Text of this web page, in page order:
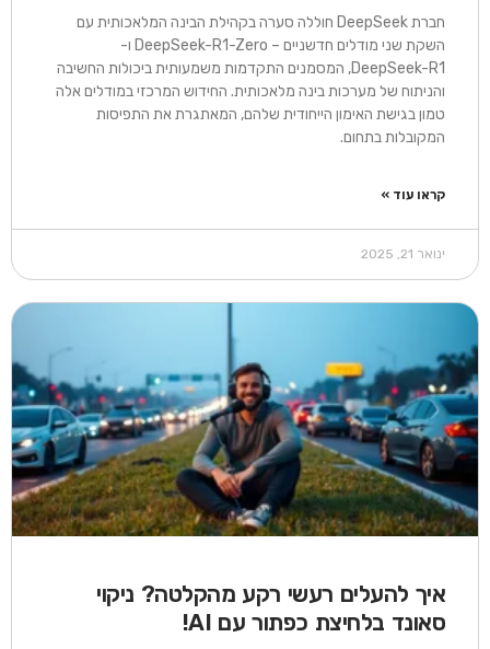
חברת DeepSeek חוללה סערה בקהילת הבינה המלאכותית עם
השקת שני מודלים חדשניים – DeepSeek-R1-Zero ו-
DeepSeek-R1, המסמנים התקדמות משמעותית ביכולות החשיבה
והניתוח של מערכות בינה מלאכותית. החידוש המרכזי במודלים אלה
טמון בגישת האימון הייחודית שלהם, המאתגרת את התפיסות
המקובלות בתחום.
קראו עוד »
ינואר 21, 2025
איך להעלים רעשי רקע מהקלטה? ניקוי
סאונד בלחיצת כפתור עם AI!